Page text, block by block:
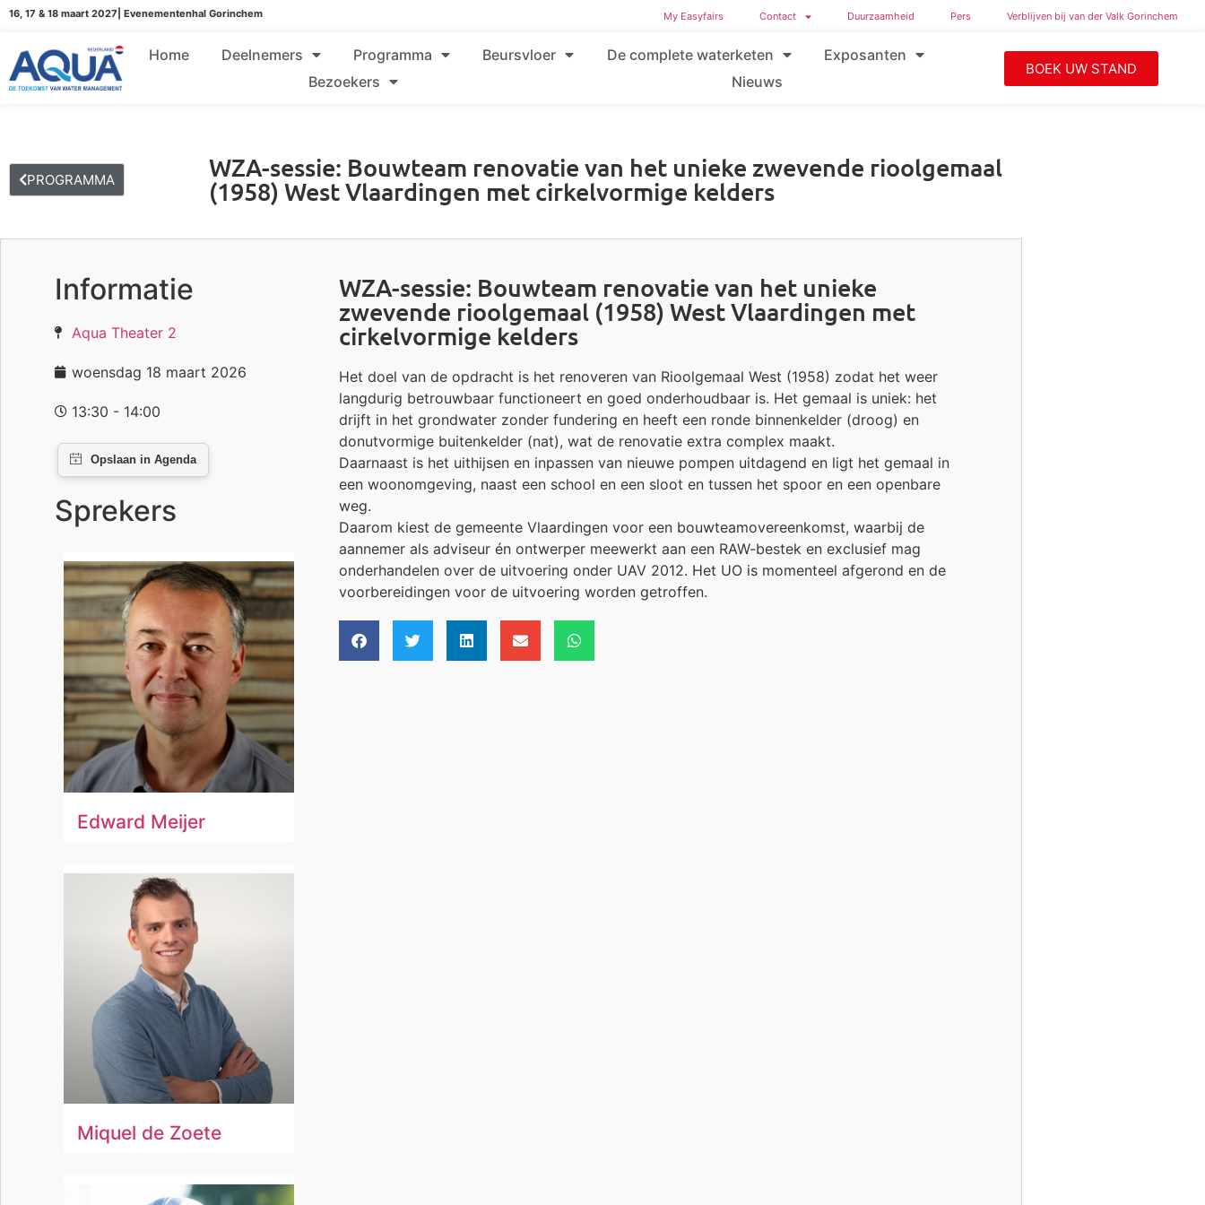
16, 17 & 18 maart 2027| Evenementenhal Gorinchem My Easyfairs Contact Duurzaamheid Pers Verblijven bij van der Valk Gorinchem
Home Deelnemers Programma Beursvloer De complete waterketen
Exposanten
Bezoekers
Nieuws
BOEK UW STAND
PROGRAMMA WZA-sessie: Bouwteam renovatie van het unieke zwevende rioolgemaal
(1958) West Vlaardingen met cirkelvormige kelders
Informatie
Aqua Theater 2
woensdag 18 maart 2026
13:30 - 14:00
Sprekers
Edward Meijer
Miquel de Zoete
WZA-sessie: Bouwteam renovatie van het unieke
zwevende rioolgemaal (1958) West Vlaardingen met
cirkelvormige kelders
Het doel van de opdracht is het renoveren van Rioolgemaal West (1958) zodat het weer
langdurig betrouwbaar functioneert en goed onderhoudbaar is. Het gemaal is uniek: het
drijft in het grondwater zonder fundering en heeft een ronde binnenkelder (droog) en
donutvormige buitenkelder (nat), wat de renovatie extra complex maakt.
Daarnaast is het uithijsen en inpassen van nieuwe pompen uitdagend en ligt het gemaal in
een woonomgeving, naast een school en een sloot en tussen het spoor en een openbare
weg.
Daarom kiest de gemeente Vlaardingen voor een bouwteamovereenkomst, waarbij de
aannemer als adviseur én ontwerper meewerkt aan een RAW-bestek en exclusief mag
onderhandelen over de uitvoering onder UAV 2012. Het UO is momenteel afgerond en de
voorbereidingen voor de uitvoering worden getroffen.